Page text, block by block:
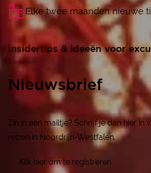
Elke twee maanden nieuwe
Insidertips & ideeën voor
Nieuwsbrief
Zin in een mailtje? Schrijf je dan hier
reizen in Noordrijn-Westfalen.
Klik hier om te registreren